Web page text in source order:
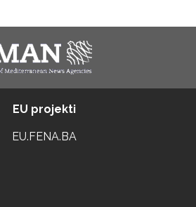
EU projekti
EU.FENA.BA